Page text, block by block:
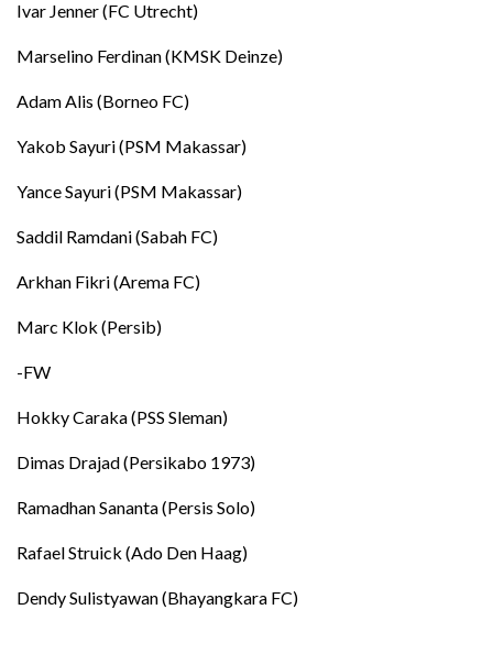
Ivar Jenner (FC Utrecht)
Marselino Ferdinan (KMSK Deinze)
Adam Alis (Borneo FC)
Yakob Sayuri (PSM Makassar)
Yance Sayuri (PSM Makassar)
Saddil Ramdani (Sabah FC)
Arkhan Fikri (Arema FC)
Marc Klok (Persib)
-FW
Hokky Caraka (PSS Sleman)
Dimas Drajad (Persikabo 1973)
Ramadhan Sananta (Persis Solo)
Rafael Struick (Ado Den Haag)
Dendy Sulistyawan (Bhayangkara FC)